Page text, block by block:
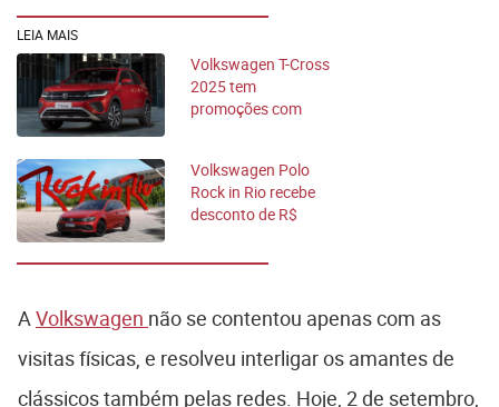
LEIA MAIS
Volkswagen T-Cross
2025 tem
promoções com
Volkswagen Polo
Rock in Rio recebe
desconto de R$
barato que Polo
A Volkswagen não se contentou apenas com as
visitas físicas, e resolveu interligar os amantes de
clássicos também pelas redes. Hoje, 2 de setembro,